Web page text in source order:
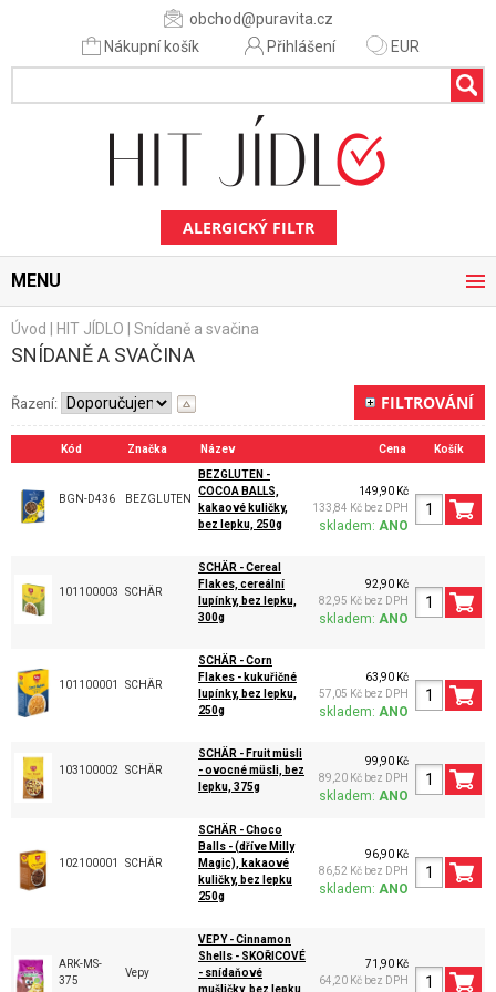
obchod@puravita.cz
Nákupní košík
Přihlášení EUR
ALERGICKÝ FILTR
MENU
Úvod HIT JÍDLO Snídaně a svačina
SNÍDANĚ A SVAČINA
Řazení: FILTROVÁNÍ
Kód Značka Název Cena Košík
BGN-D436 BEZGLUTEN
BEZGLUTEN -
COCOA BALLS,
kakaové kuličky,
bez lepku, 250g
149,90 Kč
133,84 Kč bez DPH
skladem: ANO
101100003 SCHÄR
SCHÄR - Cereal
Flakes, cereální
lupínky, bez lepku,
300g
92,90 Kč
82,95 Kč bez DPH
skladem: ANO
101100001 SCHÄR
SCHÄR - Corn
Flakes - kukuřičné
lupínky, bez lepku,
250g
63,90 Kč
57,05 Kč bez DPH
skladem: ANO
103100002 SCHÄR
SCHÄR - Fruit müsli
- ovocné müsli, bez
lepku, 375g
99,90 Kč
89,20 Kč bez DPH
skladem: ANO
102100001 SCHÄR
SCHÄR - Choco
Balls - (dříve Milly
Magic), kakaové
kuličky, bez lepku
250g
96,90 Kč
86,52 Kč bez DPH
skladem: ANO
ARK-MS-
375
Vepy
VEPY - Cinnamon
Shells - SKOŘICOVÉ
- snídaňové
mušličky, bez lepku,
71,90 Kč
64,20 Kč bez DPH